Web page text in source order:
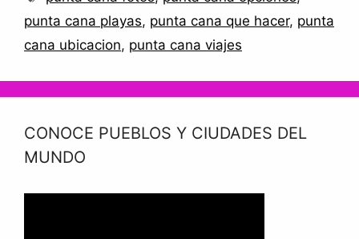
punta cana playas, punta cana que hacer, punta
cana ubicacion, punta cana viajes
CONOCE PUEBLOS Y CIUDADES DEL
MUNDO